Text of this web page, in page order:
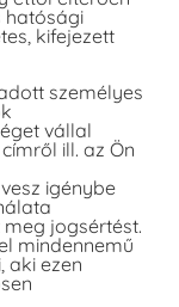
hatósági
kifejezett
személyes
vállal
ill. az Ön
igénybe
jogsértést.
mindennemű
aki ezen